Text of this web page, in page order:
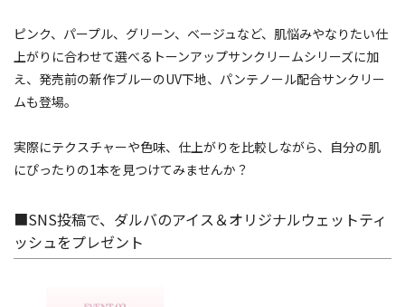
ピンク、パープル、グリーン、ベージュなど、肌悩みやなりたい仕
上がりに合わせて選べるトーンアップサンクリームシリーズに加
え、発売前の新作ブルーのUV下地、パンテノール配合サンクリー
ムも登場。
実際にテクスチャーや色味、仕上がりを比較しながら、自分の肌
にぴったりの1本を見つけてみませんか？
■SNS投稿で、ダルバのアイス＆オリジナルウェットティ
ッシュをプレゼント